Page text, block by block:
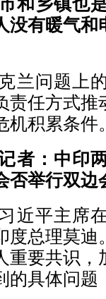
和乡镇也
没有暖气和
兰问题上
责任方式推
机积累条件
者：中印
否举行双边
近平主席
度总理莫迪
重要共识
的具体问题